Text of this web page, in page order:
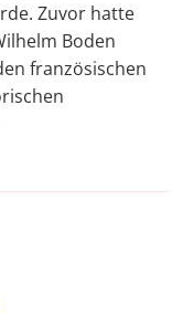
Zuvor hatte
Boden
französischen